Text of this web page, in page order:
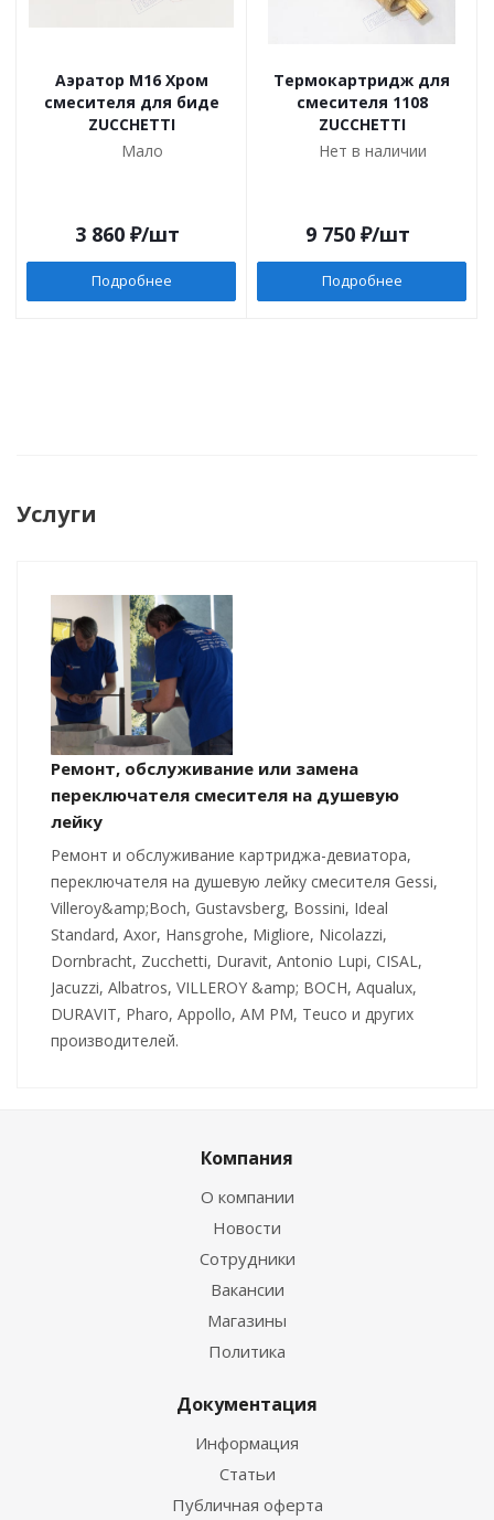
Аэратор M16 Хром
смесителя для биде
ZUCCHETTI
Мало
3 860 ₽/шт
Подробнее
Термокартридж для
смесителя 1108
ZUCCHETTI
Нет в наличии
9 750 ₽/шт
Подробнее
Услуги
Ремонт, обслуживание или замена
переключателя смесителя на душевую
лейку
Ремонт и обслуживание картриджа-девиатора,
переключателя на душевую лейку смесителя Gessi,
Villeroy&amp;Boch, Gustavsberg, Bossini, Ideal
Standard, Axor, Hansgrohe, Migliore, Nicolazzi,
Dornbracht, Zucchetti, Duravit, Antonio Lupi, CISAL,
Jacuzzi, Albatros, VILLEROY &amp; BOCH, Aqualux,
DURAVIT, Pharo, Appollo, AM PM, Teuco и других
производителей.
Компания
О компании
Новости
Сотрудники
Вакансии
Магазины
Политика
Документация
Информация
Статьи
Публичная оферта